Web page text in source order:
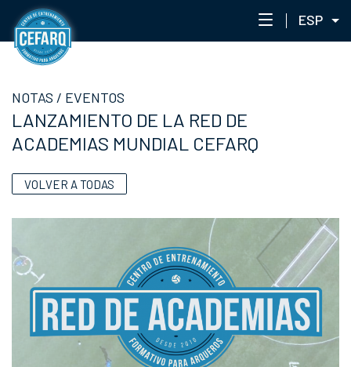
ESP
STAFF
ENTRENAMIENTO
RED DE ACADEMIAS
CEFARQLAB
NOTAS / EVENTOS
LANZAMIENTO DE LA RED DE
ACADEMIAS MUNDIAL CEFARQ
VOLVER A TODAS